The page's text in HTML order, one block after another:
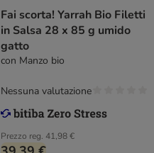
Fai scorta! Yarrah Bio Filetti
in Salsa 28 x 85 g umido
gatto
con Manzo bio
Prezzo reg. 41,98 €
Nessuna valutazione